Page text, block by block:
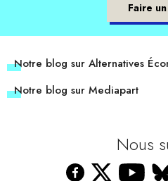
Faire
Notre blog sur Alternatives
Notre blog sur Mediapart
Nous